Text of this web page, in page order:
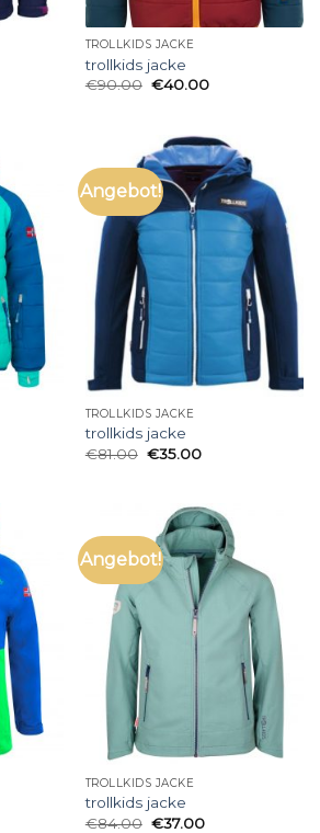
TROLLKIDS JACKE
trollkids jacke
€90.00 €40.00
Angebot!
TROLLKIDS JACKE
trollkids jacke
€81.00 €35.00
Angebot!
TROLLKIDS JACKE
trollkids jacke
€84.00 €37.00